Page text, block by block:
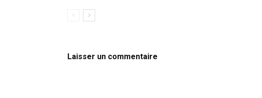
Laisser un commentaire